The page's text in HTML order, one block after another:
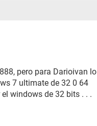
pero para Darioivan lo
7 ultimate de 32 0 64
windows de 32 bits . . .